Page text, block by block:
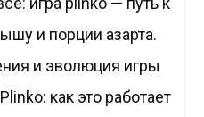
и порции азарта.
и эволюция игры
как это работает